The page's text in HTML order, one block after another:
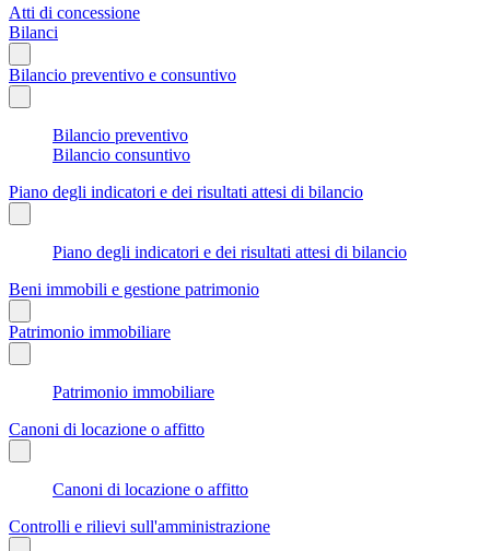
Atti di concessione
Bilanci
Bilancio preventivo e consuntivo
Bilancio preventivo
Bilancio consuntivo
Piano degli indicatori e dei risultati attesi di bilancio
Piano degli indicatori e dei risultati attesi di bilancio
Beni immobili e gestione patrimonio
Patrimonio immobiliare
Patrimonio immobiliare
Canoni di locazione o affitto
Canoni di locazione o affitto
Controlli e rilievi sull'amministrazione